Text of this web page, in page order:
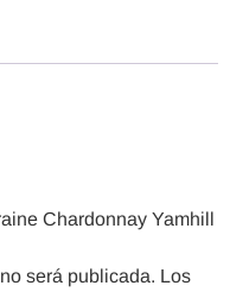
Chardonnay Yamhill
será publicada. Los